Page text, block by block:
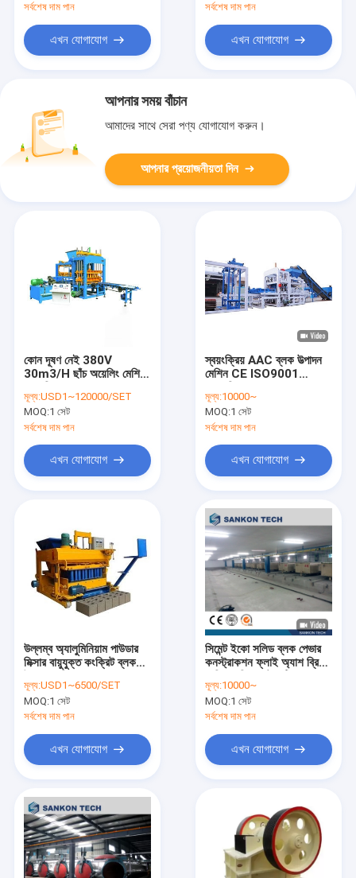
পণ্য
আমাদের সম্পর্কে
সর্বশেষ দাম পান
এখন যোগাযোগ
সর্বশেষ দাম পান
এখন যোগাযোগ
আপনার সময় বাঁচান
আমাদের সাথে সেরা পণ্য যোগাযোগ করুন।
আপনার প্রয়োজনীয়তা দিন
কোন দূষণ নেই 380V
30m3/H ছাঁচ অয়েলিং মেশিন
মূল্য:USD1~120000/SET
MOQ:1 সেট
সর্বশেষ দাম পান
এখন যোগাযোগ
স্বয়ংক্রিয় AAC ব্লক উত্পাদন
মেশিন CE ISO9001
মূল্য:10000~
MOQ:1 সেট
সর্বশেষ দাম পান
এখন যোগাযোগ
উল্লম্ব অ্যালুমিনিয়াম পাউডার
মিক্সার বায়ুযুক্ত কংক্রিট ব্লক
মূল্য:USD1~6500/SET
MOQ:1 সেট
সর্বশেষ দাম পান
এখন যোগাযোগ
সিমেন্ট ইকো সলিড ব্লক পেভার
কনস্ট্রাকশন ফ্লাই অ্যাশ ব্রিক
মূল্য:10000~
MOQ:1 সেট
সর্বশেষ দাম পান
এখন যোগাযোগ